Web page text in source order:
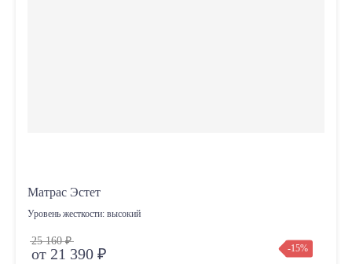
Матрас Эстет
Уровень жесткости: высокий
25 160 ₽
от 21 390 ₽ -15%